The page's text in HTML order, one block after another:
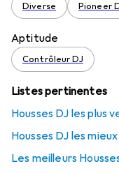
Diverse Pioneer
Aptitude
Contrôleur DJ
Listes pertinentes
Housses DJ les plus
Housses DJ les
Les meilleurs